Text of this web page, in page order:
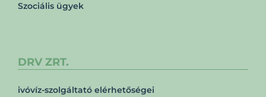
Szociális ügyek
DRV ZRT.
ivóvíz-szolgáltató elérhetőségei